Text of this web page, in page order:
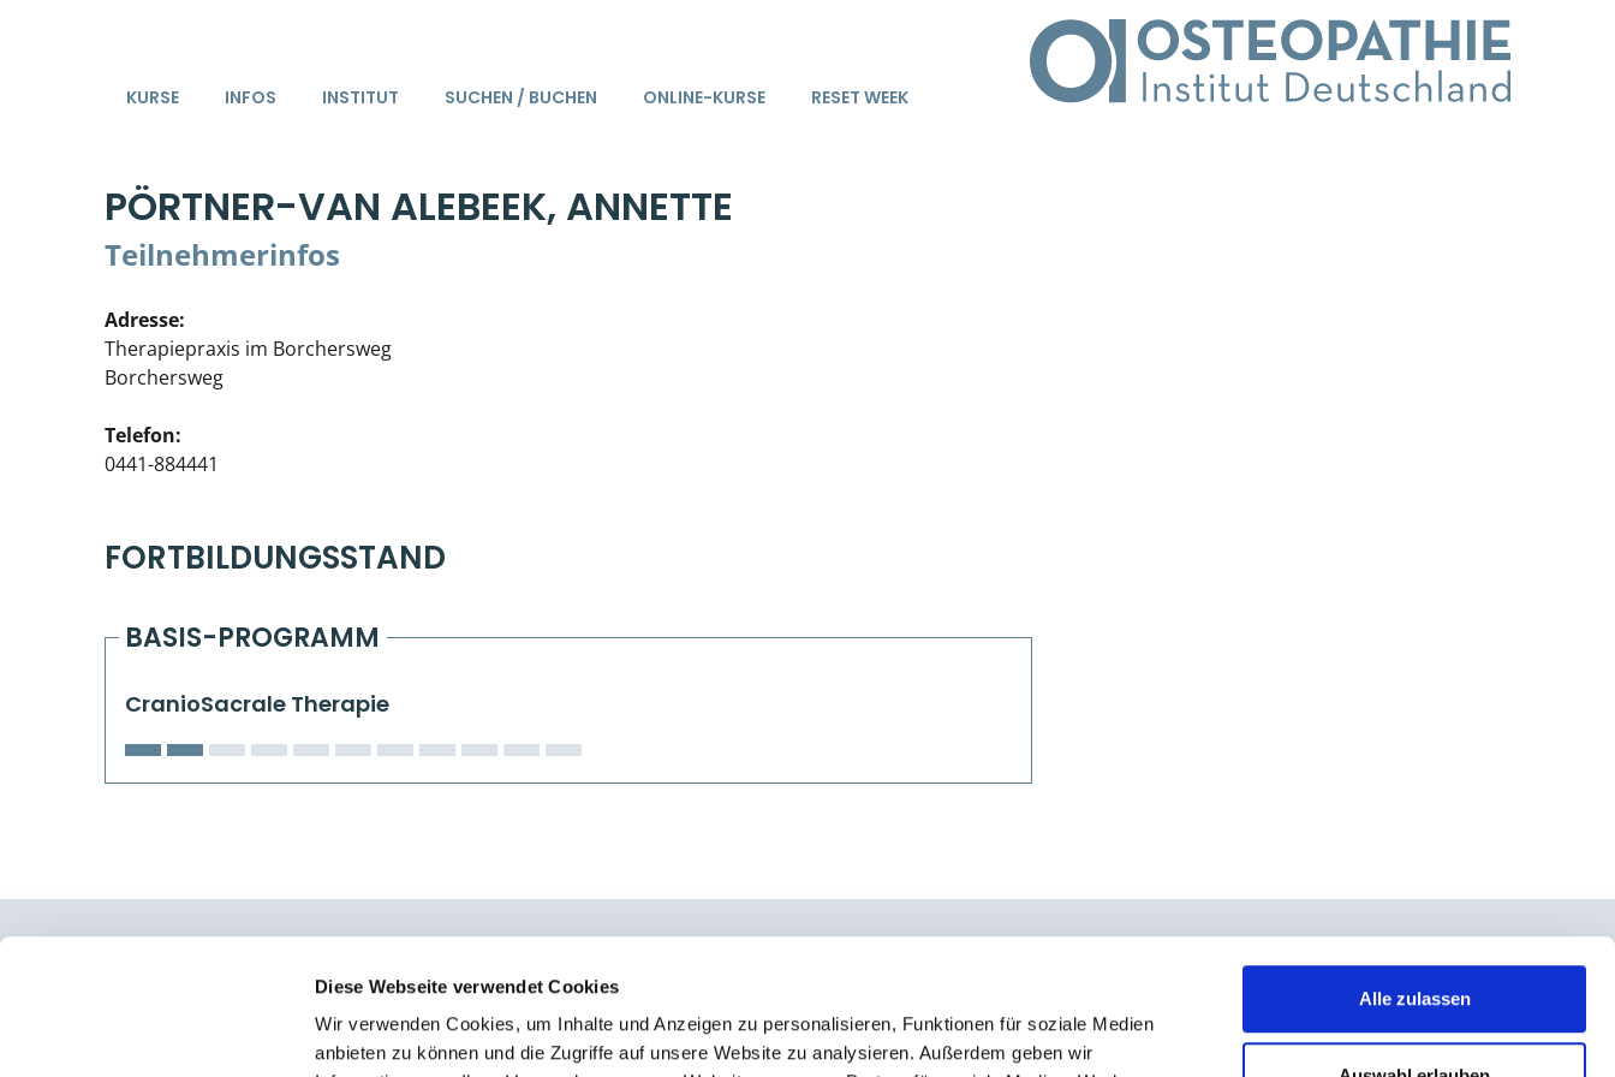
Diese Webseite verwendet Cookies
Wir verwenden Cookies, um Inhalte und Anzeigen zu personalisieren, Funktionen für soziale Medien
anbieten zu können und die Zugriffe auf unsere Website zu analysieren. Außerdem geben wir
Alle zulassen
KURSE INFOS INSTITUT SUCHEN / BUCHEN ONLINE-KURSE RESET WEEK
PÖRTNER-VAN ALEBEEK, ANNETTE
Teilnehmerinfos
Adresse:
Therapiepraxis im Borchersweg
Borchersweg
Telefon:
0441-884441
FORTBILDUNGSSTAND
BASIS-PROGRAMM
CranioSacrale Therapie
Konrad-Adenauer-Straße 6
0451 - 4 79 95 0
info@osteopathie-institut-deutschland.de
Kontakt
Storno- und Teilnahmebedingungen